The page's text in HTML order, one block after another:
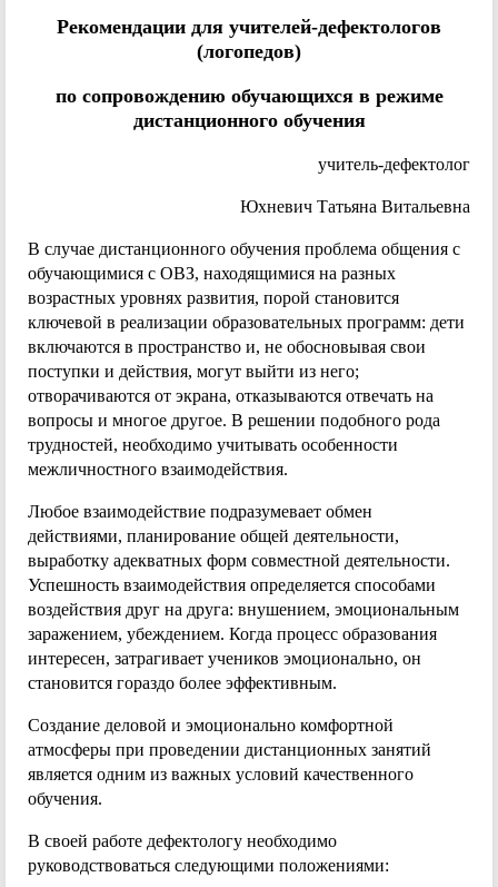
Рекомендации для учителей-дефектологов
(логопедов)
по сопровождению обучающихся в режиме
дистанционного обучения
учитель-дефектолог
Юхневич Татьяна Витальевна
В случае дистанционного обучения проблема общения с
обучающимися с ОВЗ, находящимися на разных
возрастных уровнях развития, порой становится
ключевой в реализации образовательных программ: дети
включаются в пространство и, не обосновывая свои
поступки и действия, могут выйти из него;
отворачиваются от экрана, отказываются отвечать на
вопросы и многое другое. В решении подобного рода
трудностей, необходимо учитывать особенности
межличностного взаимодействия.
Любое взаимодействие подразумевает обмен
действиями, планирование общей деятельности,
выработку адекватных форм совместной деятельности.
Успешность взаимодействия определяется способами
воздействия друг на друга: внушением, эмоциональным
заражением, убеждением. Когда процесс образования
интересен, затрагивает учеников эмоционально, он
становится гораздо более эффективным.
Создание деловой и эмоционально комфортной
атмосферы при проведении дистанционных занятий
является одним из важных условий качественного
обучения.
В своей работе дефектологу необходимо
руководствоваться следующими положениями: